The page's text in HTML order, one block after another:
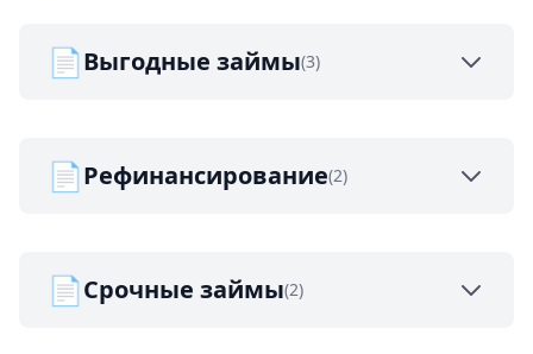
📄Выгодные займы(3)
📄Рефинансирование(2)
📄Срочные займы(2)